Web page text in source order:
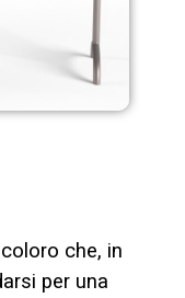
che, in
per una